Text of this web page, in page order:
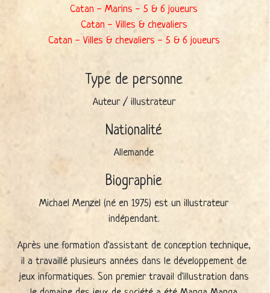
Catan - Marins - 5 & 6 joueurs
Catan - Villes & chevaliers
Catan - Villes & chevaliers - 5 & 6 joueurs
Type de personne
Auteur / illustrateur
Nationalité
Allemande
Biographie
Michael Menzel (né en 1975) est un illustrateur
indépendant.
Après une formation d'assistant de conception technique,
il a travaillé plusieurs années dans le développement de
jeux informatiques. Son premier travail d'illustration dans